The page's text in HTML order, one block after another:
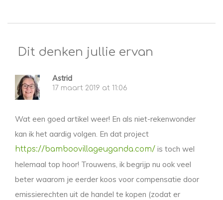
Dit denken jullie ervan
Astrid
17 maart 2019 at 11:06
Wat een goed artikel weer! En als niet-rekenwonder
kan ik het aardig volgen. En dat project
https://bamboovillageuganda.com/ is toch wel
helemaal top hoor! Trouwens, ik begrijp nu ook veel
beter waarom je eerder koos voor compensatie door
emissierechten uit de handel te kopen (zodat er